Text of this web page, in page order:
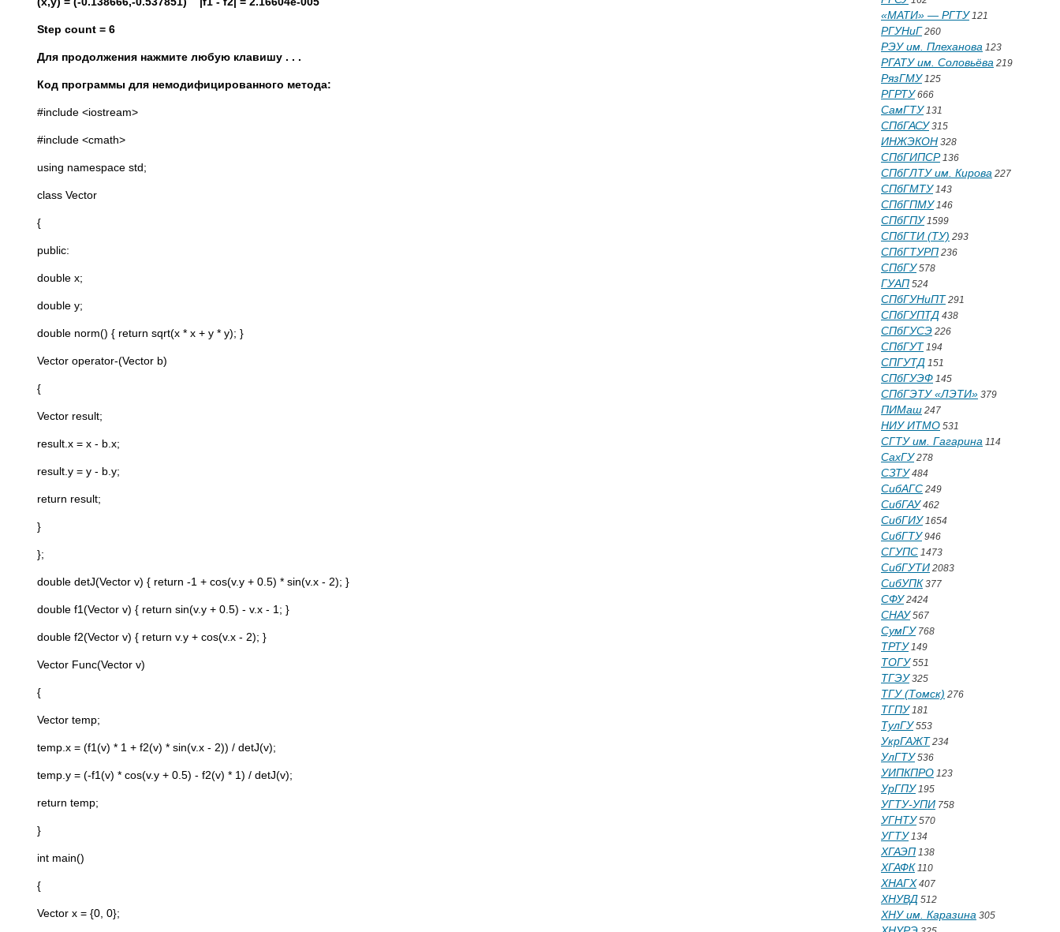
Step count = 6
Для продолжения нажмите любую клавишу . . .
Код программы для немодифицированного метода:
#include <iostream>
#include <cmath>
using namespace std;
class Vector
{
public:
double x;
double y;
double norm() { return sqrt(x * x + y * y); }
Vector operator-(Vector b)
{
Vector result;
result.x = x - b.x;
result.y = y - b.y;
return result;
}
};
double detJ(Vector v) { return -1 + cos(v.y + 0.5) * sin(v.x - 2); }
double f1(Vector v) { return sin(v.y + 0.5) - v.x - 1; }
double f2(Vector v) { return v.y + cos(v.x - 2); }
Vector Func(Vector v)
{
Vector temp;
temp.x = (f1(v) * 1 + f2(v) * sin(v.x - 2)) / detJ(v);
temp.y = (-f1(v) * cos(v.y + 0.5) - f2(v) * 1) / detJ(v);
return temp;
}
int main()
{
Vector x = {0, 0};
«МАТИ» — РГТУ121
РГУНиГ 260
РЭУ им. Плеханова 123
РГАТУ им. Соловьёва 219
РязГМУ125
РГРТУ666
СамГТУ131
СПбГАСУ315
ИНЖЭКОН 328
СПбГИПСР136
СПбГЛТУ им. Кирова 227
СПбГМТУ143
СПбГПМУ146
СПбГПУ1599
СПбГТИ (ТУ) 293
СПбГТУРП 236
СПбГУ578
ГУАП 524
СПбГУНиПТ 291
СПбГУПТД 438
СПбГУСЭ 226
СПбГУТ 194
СПГУТД 151
СПбГУЭФ 145
СПбГЭТУ «ЛЭТИ» 379
ПИМаш 247
НИУ ИТМО 531
СГТУ им. Гагарина 114
СахГУ278
СЗТУ484
СибАГС 249
СибГАУ462
СибГИУ1654
СибГТУ946
СГУПС 1473
СибГУТИ 2083
СибУПК 377
СФУ2424
СНАУ567
СумГУ768
ТРТУ149
ТОГУ551
ТГЭУ325
ТГУ (Томск) 276
ТГПУ181
ТулГУ553
УкрГАЖТ 234
УлГТУ536
УИПКПРО 123
УрГПУ195
УГТУ-УПИ 758
УГНТУ570
УГТУ134
ХГАЭП 138
ХГАФК 110
ХНАГХ 407
ХНУВД 512
ХНУ им. Каразина 305